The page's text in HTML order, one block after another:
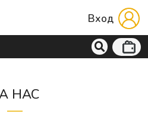
Вход
НАС